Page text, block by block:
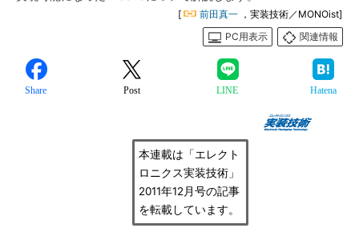
[ 前田真一 ，実装技術／MONOist]
PC用表示
関連情報
Share Post LINE Hatena
本連載は「エレクト
ロニクス実装技術」
2011年12月号の記事
を転載しています。